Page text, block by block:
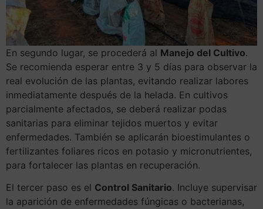
En segundo lugar, se procederá al Manejo del Cultivo.
Se recomienda esperar entre 3 y 5 días para observar la
real evolución de las plantas, evitando realizar labores
inmediatamente después de la helada. En cultivos
parcialmente afectados, se deberá realizar podas
sanitarias para eliminar tejidos muertos y evitar
enfermedades. También se aplicarán bioestimulantes o
fertilizantes foliares ricos en potasio y micronutrientes,
para fortalecer las plantas en recuperación.
El tercer paso es el Control Sanitario. Incluye supervisar
la aparición de enfermedades fúngicas o bacterianas,